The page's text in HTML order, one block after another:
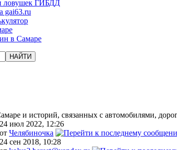
ловушек ГИБДД
gai63.ru
в Самаре
и историй, связанных с автомобилями,
24 июл 2022, 12:26
от Челябиночка
24 сен 2018, 10:28